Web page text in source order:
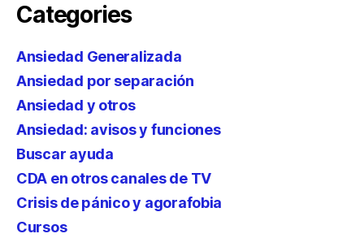
Categories
Ansiedad Generalizada
Ansiedad por separación
Ansiedad y otros
Ansiedad: avisos y funciones
Buscar ayuda
CDA en otros canales de TV
Crisis de pánico y agorafobia
Cursos